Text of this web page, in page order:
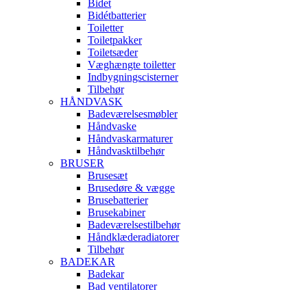
Bidet
Bidétbatterier
Toiletter
Toiletpakker
Toiletsæder
Væghængte toiletter
Indbygningscisterner
Tilbehør
HÅNDVASK
Badeværelsesmøbler
Håndvaske
Håndvaskarmaturer
Håndvasktilbehør
BRUSER
Brusesæt
Brusedøre & vægge
Brusebatterier
Brusekabiner
Badeværelsestilbehør
Håndklæderadiatorer
Tilbehør
BADEKAR
Badekar
Bad ventilatorer